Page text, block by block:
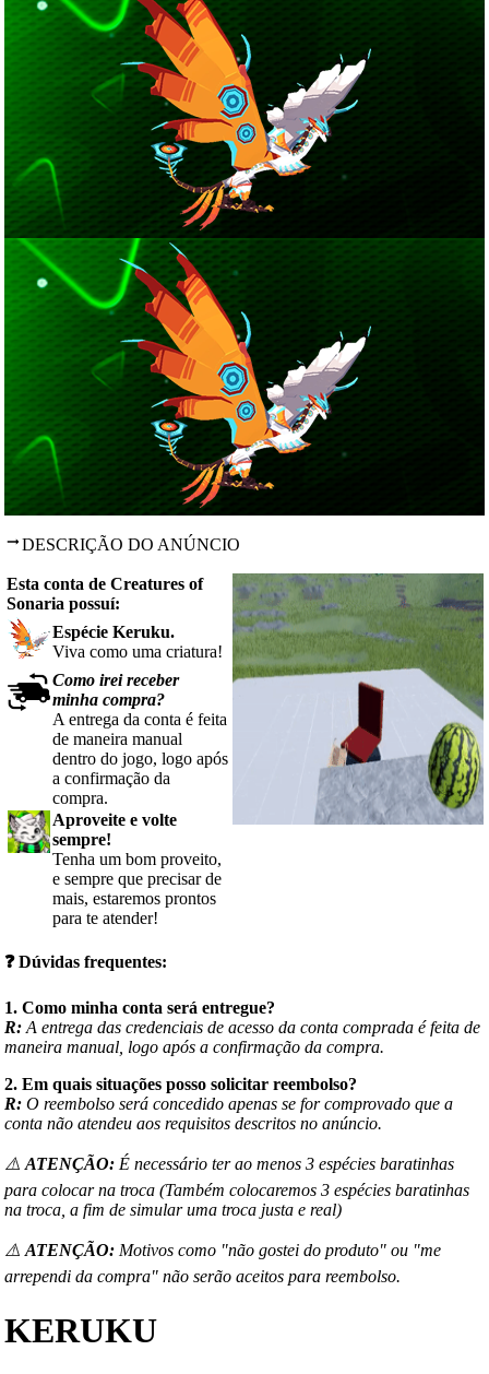
DESCRIÇÃO DO ANÚNCIO
Esta conta de Creatures of
Sonaria possuí:
Espécie Keruku.
Viva como uma criatura!
Como irei receber
minha compra?
A entrega da conta é feita
de maneira manual
dentro do jogo, logo após
a confirmação da
compra.
Aproveite e volte
sempre!
Tenha um bom proveito,
e sempre que precisar de
mais, estaremos prontos
para te atender!
❓Dúvidas frequentes:
1. Como minha conta será entregue?
R: A entrega das credenciais de acesso da conta comprada é feita de
maneira manual, logo após a confirmação da compra.
2. Em quais situações posso solicitar reembolso?
R: O reembolso será concedido apenas se for comprovado que a
conta não atendeu aos requisitos descritos no anúncio.
⚠️ ATENÇÃO: É necessário ter ao menos 3 espécies baratinhas
para colocar na troca (Também colocaremos 3 espécies baratinhas
na troca, a fim de simular uma troca justa e real)
⚠️ ATENÇÃO: Motivos como "não gostei do produto" ou "me
arrependi da compra" não serão aceitos para reembolso.
KERUKU